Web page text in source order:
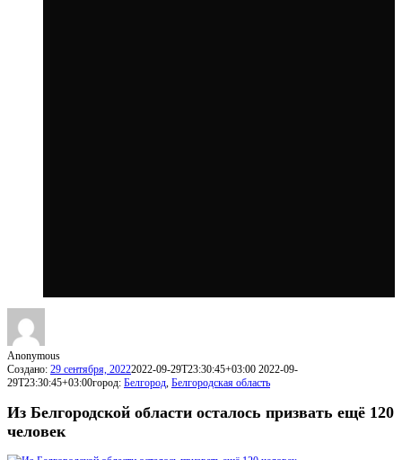
Anonymous
Создано: 29 сентября, 20222022-09-29T23:30:45+03:00 2022-09-
29T23:30:45+03:00город: Белгород, Белгородская область
Из Белгородской области осталось призвать ещё 120
человек